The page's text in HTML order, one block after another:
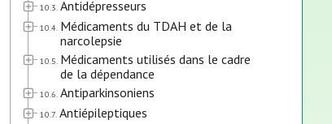
10.3. Antidépresseurs
10.4. Médicaments du TDAH et de la
narcolepsie
10.5. Médicaments utilisés dans le cadre
de la dépendance
10.6. Antiparkinsoniens
10.7. Antiépileptiques